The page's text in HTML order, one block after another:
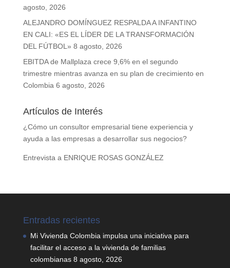
agosto, 2026
ALEJANDRO DOMÍNGUEZ RESPALDA A INFANTINO
EN CALI: «ES EL LÍDER DE LA TRANSFORMACIÓN
DEL FÚTBOL» 8 agosto, 2026
EBITDA de Mallplaza crece 9,6% en el segundo
trimestre mientras avanza en su plan de crecimiento en
Colombia 6 agosto, 2026
Artículos de Interés
¿Cómo un consultor empresarial tiene experiencia y
ayuda a las empresas a desarrollar sus negocios?
Entrevista a ENRIQUE ROSAS GONZÁLEZ
Entradas recientes
Mi Vivienda Colombia impulsa una iniciativa para
facilitar el acceso a la vivienda de familias
colombianas 8 agosto, 2026